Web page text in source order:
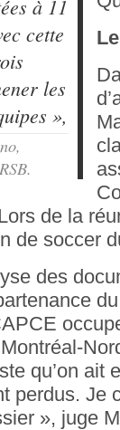
à 11
cette
les
»,
de la
de soccer
des
qu’on ait
perdus.
», juge